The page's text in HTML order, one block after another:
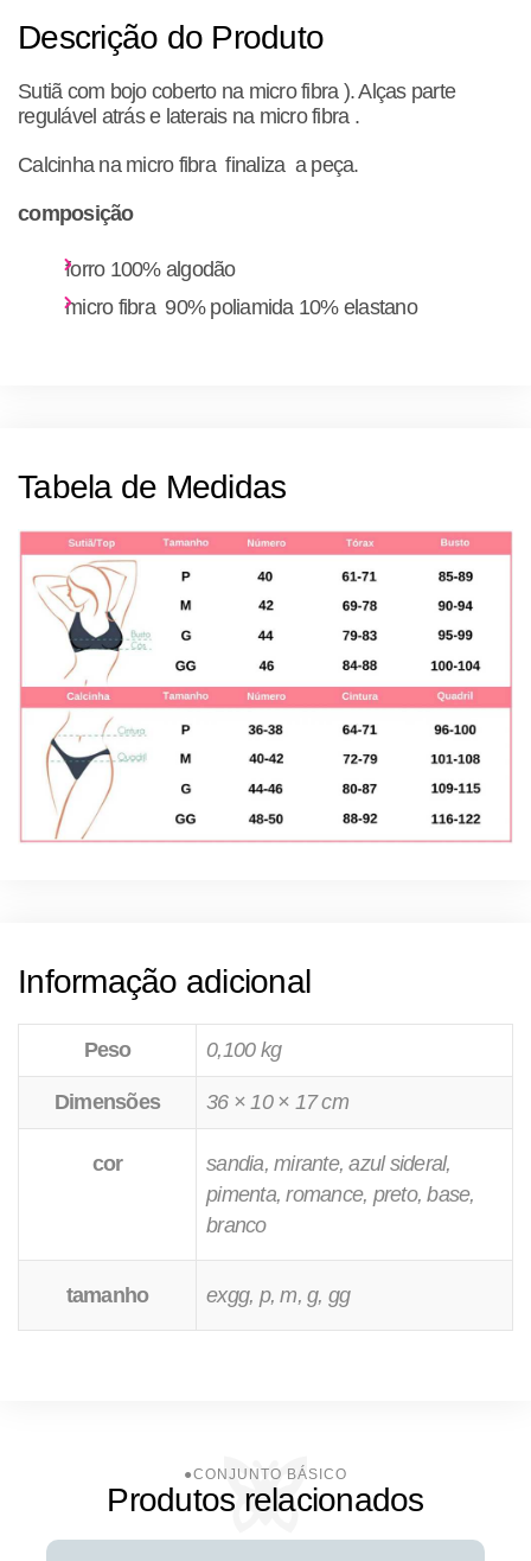
Descrição do Produto
Sutiã com bojo coberto na micro fibra ). Alças parte
regulável atrás e laterais na micro fibra .
Calcinha na micro fibra finaliza a peça.
composição
forro 100% algodão
micro fibra 90% poliamida 10% elastano
Tabela de Medidas
Informação adicional
Peso 0,100 kg
Dimensões 36 × 10 × 17 cm
cor
sandia, mirante, azul sideral,
pimenta, romance, preto, base,
branco
tamanho exgg, p, m, g, gg
Produtos relacionados